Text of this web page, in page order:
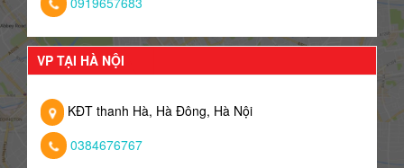
VP TẠI HÀ NỘI
KĐT thanh Hà, Hà Đông, Hà Nội
0384676767